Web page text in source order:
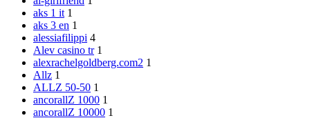
aks 1 it 1
aks 3 en 1
alessiafilippi 4
Alev casino tr 1
alexrachelgoldberg.com2 1
Allz 1
ALLZ 50-50 1
ancorallZ 1000 1
ancorallZ 10000 1